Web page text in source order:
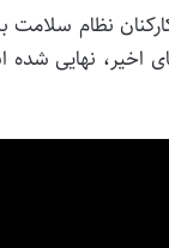
نظام
اخیر، نهایی